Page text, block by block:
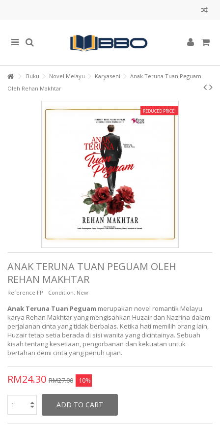
Buku Novel Melayu Karyaseni
Anak Teruna Tuan Peguam
Oleh Rehan Makhtar
REDUCED PRICE!
ANAK TERUNA TUAN PEGUAM OLEH
REHAN MAKHTAR
Reference FP Condition: New
Anak Teruna Tuan Peguam merupakan novel romantik Melayu
karya Rehan Makhtar yang mengisahkan Huzair dan Nazrina dalam
perjalanan cinta yang tidak berbalas. Ketika hati memilih orang lain,
Huzair tetap setia berada di sisi wanita yang dicintainya. Sebuah
kisah tentang kesetiaan, pengorbanan dan kekuatan untuk
bertahan demi cinta yang penuh ujian.
RM24.30 RM27.00 -10%
ADD TO CART